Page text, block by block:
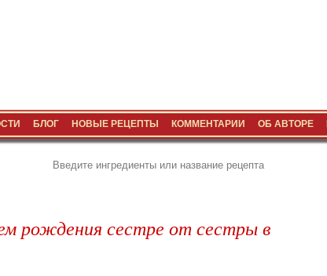
БЛОГ НОВЫЕ РЕЦЕПТЫ КОММЕНТАРИИ ОБ АВТОРЕ
рождения сестре от сестры в